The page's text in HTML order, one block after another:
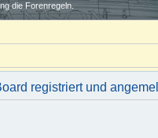
die Forenregeln.
registriert und